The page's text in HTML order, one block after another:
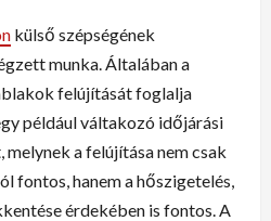
külső szépségének
munka. Általában a
felújítását foglalja
például váltakozó időjárási
a felújítása nem csak
fontos, hanem a hőszigetelés,
érdekében is fontos. A